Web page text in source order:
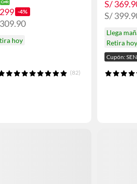
-4%
hoy
(82)
S/
S/
Llega
Retira hoy
Cupón: